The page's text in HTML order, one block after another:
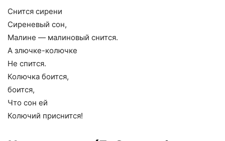
Снится сирени
Сиреневый сон,
Малине — малиновый снится.
А злючке-колючке
Не спится.
Колючка боится,
боится,
Что сон ей
Колючий приснится!